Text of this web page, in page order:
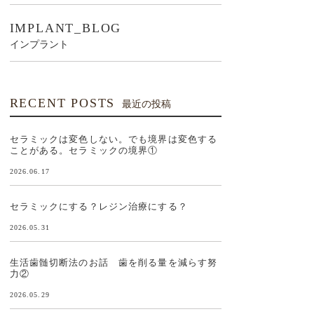
IMPLANT_BLOG
インプラント
RECENT POSTS 最近の投稿
セラミックは変色しない。でも境界は変色する
ことがある。セラミックの境界①
2026.06.17
セラミックにする？レジン治療にする？
2026.05.31
生活歯髄切断法のお話 歯を削る量を減らす努
力②
2026.05.29